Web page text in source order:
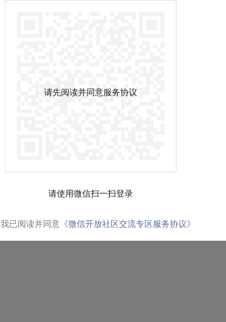
请先阅读并同意服务协议
请使用微信扫一扫登录
我已阅读并同意 《微信开放社区交流专区服务协议》